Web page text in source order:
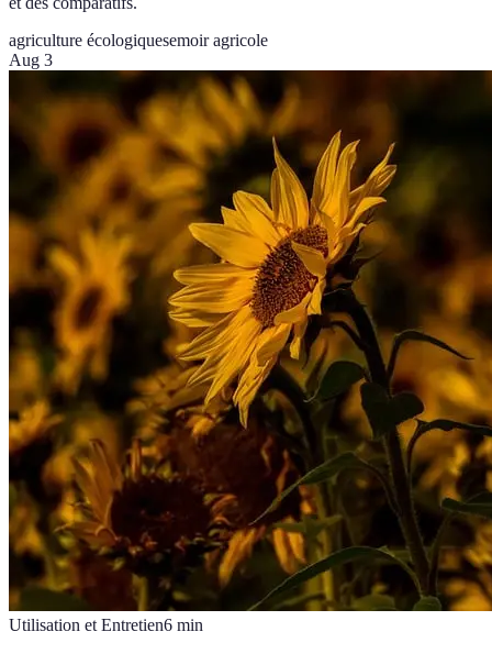
agriculture écologiquesemoir agricole
Aug 3
Utilisation et Entretien6 min